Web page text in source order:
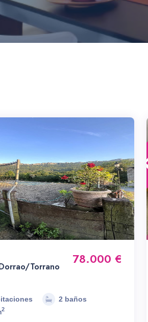
Torrano 78.000 €
2 baños
2